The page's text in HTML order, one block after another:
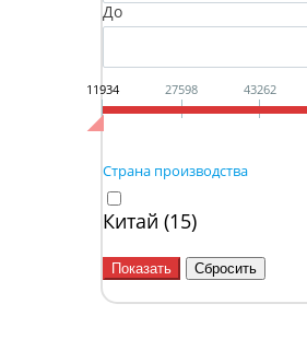
До
11934 27598 43262
Страна производства
Китай (15)